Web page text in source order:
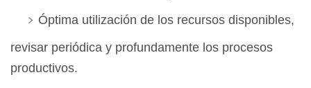
Óptima utilización de los recursos disponibles,
revisar periódica y profundamente los procesos
productivos.